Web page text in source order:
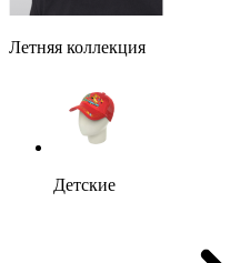
Летняя коллекция
Детские